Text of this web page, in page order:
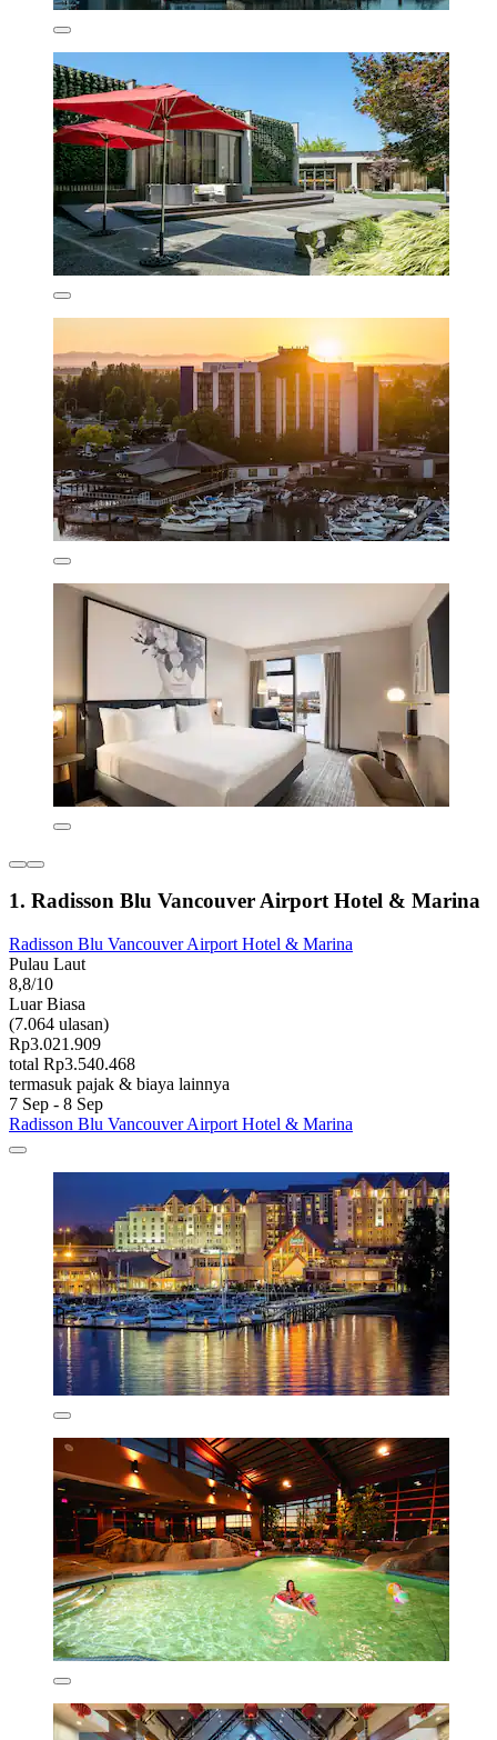
1. Radisson Blu Vancouver Airport Hotel & Marina
Radisson Blu Vancouver Airport Hotel & Marina
Pulau Laut
8,8/10
Luar Biasa
(7.064 ulasan)
Rp3.021.909
total Rp3.540.468
termasuk pajak & biaya lainnya
7 Sep - 8 Sep
Radisson Blu Vancouver Airport Hotel & Marina